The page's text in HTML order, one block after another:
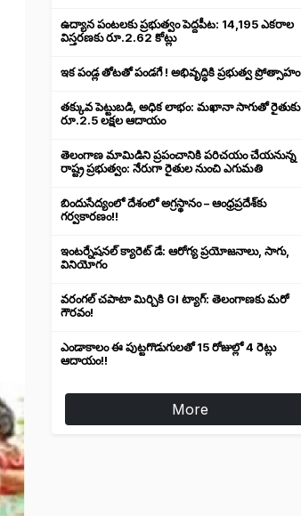
ఉద్యాన పంటలకు ప్రభుత్వం పెద్దపీట: 14,195 ఎకరాల
విస్తరణకు రూ.2.62 కోట్లు
ఇక పండ్ల తోటతో పండగే ! అభివృద్ధికి ప్రభుత్వ ప్రోత్సాహం
తక్కువ పెట్టుబడి, అధిక లాభం: మఖానా సాగుతో రైతుకు
రూ.2.5 లక్షల ఆదాయం
తెలంగాణ మామిడిని ప్రపంచానికి పరిచయం చేయనున్న
రాష్ట్ర ప్రభుత్వం: నేరుగా రైతుల నుంచి ఎగుమతి
బిందుసేద్యంలో దేశంలో అగ్రస్థానం – ఆంధ్రప్రదేశ్‌కు
గర్వకారణం!!
ఇంటర్నేషనల్ క్యారెట్ డే: ఆరోగ్య ప్రయోజనాలు, సాగు,
వినియోగం
వరంగల్ చపాటా మిర్చికి GI ట్యాగ్: తెలంగాణకు మరో
గౌరవం!
ఎండాకాలం ఈ పుట్టగొడుగులతో 15 రోజుల్లో 4 రెట్లు
ఆదాయం!!
More